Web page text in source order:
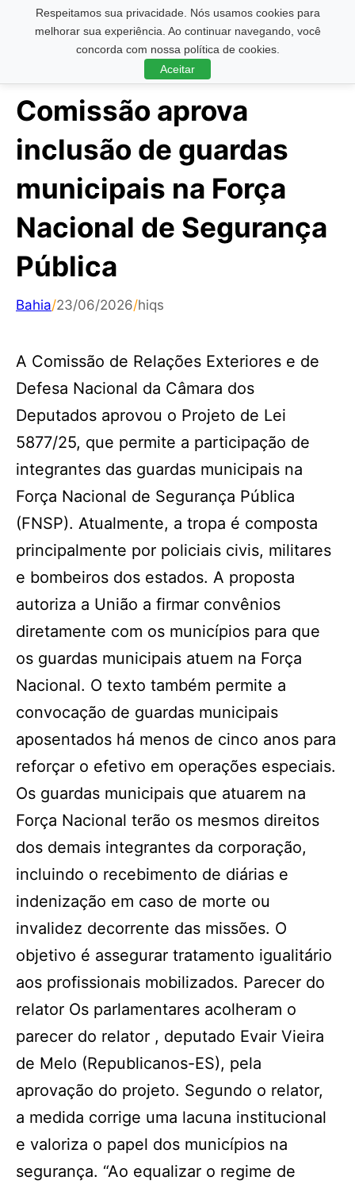
Respeitamos sua privacidade. Nós usamos cookies para
melhorar sua experiência. Ao continuar navegando, você
concorda com nossa política de cookies.
Aceitar
Pesquisar ...
Comissão aprova
inclusão de guardas
municipais na Força
Nacional de Segurança
Pública
Bahia/23/06/2026/hiqs
A Comissão de Relações Exteriores e de
Defesa Nacional da Câmara dos
Deputados aprovou o Projeto de Lei
5877/25, que permite a participação de
integrantes das guardas municipais na
Força Nacional de Segurança Pública
(FNSP). Atualmente, a tropa é composta
principalmente por policiais civis, militares
e bombeiros dos estados. A proposta
autoriza a União a firmar convênios
diretamente com os municípios para que
os guardas municipais atuem na Força
Nacional. O texto também permite a
convocação de guardas municipais
aposentados há menos de cinco anos para
reforçar o efetivo em operações especiais.
Os guardas municipais que atuarem na
Força Nacional terão os mesmos direitos
dos demais integrantes da corporação,
incluindo o recebimento de diárias e
indenização em caso de morte ou
invalidez decorrente das missões. O
objetivo é assegurar tratamento igualitário
aos profissionais mobilizados. Parecer do
relator Os parlamentares acolheram o
parecer do relator , deputado Evair Vieira
de Melo (Republicanos-ES), pela
aprovação do projeto. Segundo o relator,
a medida corrige uma lacuna institucional
e valoriza o papel dos municípios na
segurança. “Ao equalizar o regime de